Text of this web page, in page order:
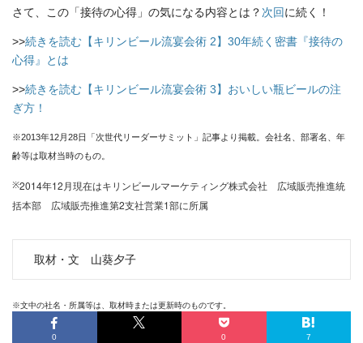
さて、この「接待の心得」の気になる内容とは？ 次回に続く！
>>続きを読む【キリンビール流宴会術 2】30年続く密書『接待の
心得』とは
>>続きを読む【キリンビール流宴会術 3】おいしい瓶ビールの注
ぎ方！
※2013年12月28日「次世代リーダーサミット」記事より掲載。会社名、部署名、年
齢等は取材当時のもの。
※2014年12月現在はキリンビールマーケティング株式会社 広域販売推進統
括本部 広域販売推進第2支社営業1部に所属
取材・文 山葵夕子
※文中の社名・所属等は、取材時または更新時のものです。
0 0 7